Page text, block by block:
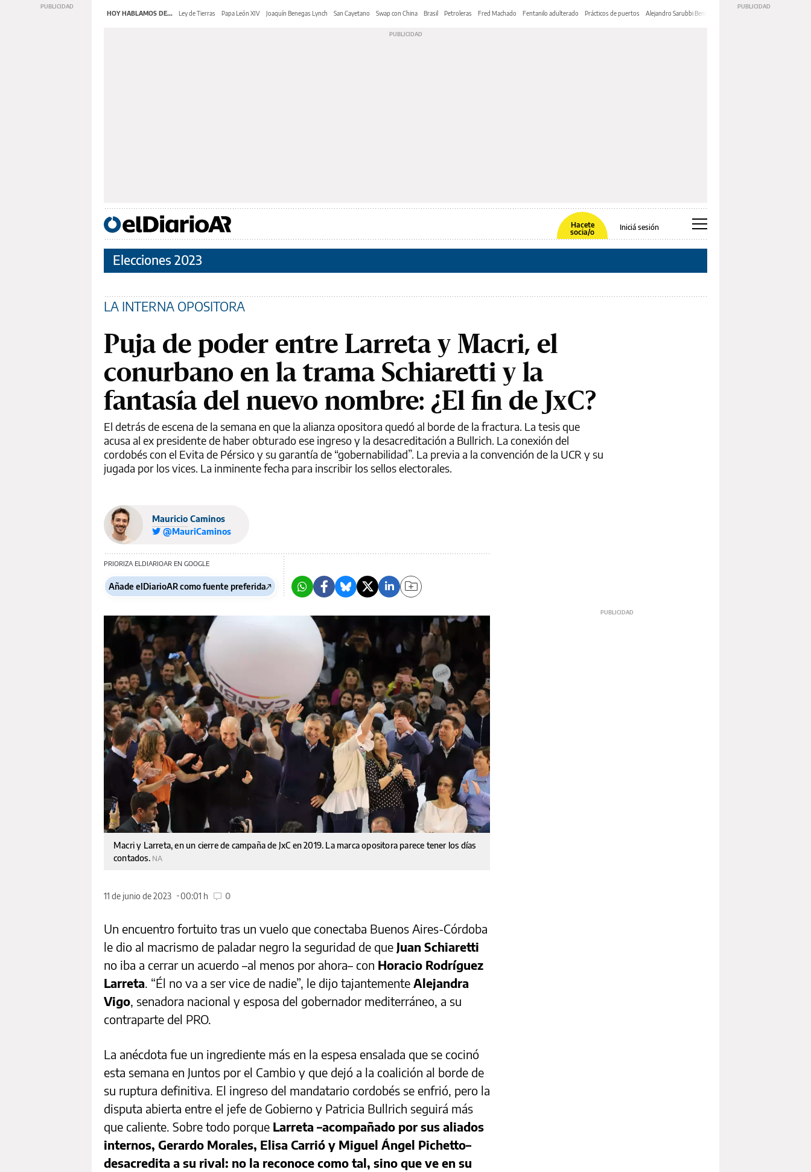
HOY HABLAMOS DE... Ley de Tierras Papa León XIV Joaquín Benegas Lynch San Cayetano Swap con China Brasil Petroleras Fred Machado Fentanilo adulterado Prácticos de puertos Alejandro Sarubbi Benítez
Hacete
socia/o
Iniciá sesión
Elecciones 2023
LA INTERNA OPOSITORA
Puja de poder entre Larreta y Macri, el
conurbano en la trama Schiaretti y la
fantasía del nuevo nombre: ¿El fin de JxC?
El detrás de escena de la semana en que la alianza opositora quedó al borde de la fractura. La tesis que
acusa al ex presidente de haber obturado ese ingreso y la desacreditación a Bullrich. La conexión del
cordobés con el Evita de Pérsico y su garantía de “gobernabilidad”. La previa a la convención de la UCR y su
jugada por los vices. La inminente fecha para inscribir los sellos electorales.
Mauricio Caminos
@MauriCaminos
PRIORIZA ELDIARIOAR EN GOOGLE
Añade elDiarioAR como fuente preferida
Macri y Larreta, en un cierre de campaña de JxC en 2019. La marca opositora parece tener los días
contados. NA
11 de junio de 2023 00:01 h 0
Un encuentro fortuito tras un vuelo que conectaba Buenos Aires-Córdoba
le dio al macrismo de paladar negro la seguridad de que Juan Schiaretti
no iba a cerrar un acuerdo –al menos por ahora– con Horacio Rodríguez
Larreta. “Él no va a ser vice de nadie”, le dijo tajantemente Alejandra
Vigo, senadora nacional y esposa del gobernador mediterráneo, a su
contraparte del PRO.
La anécdota fue un ingrediente más en la espesa ensalada que se cocinó
esta semana en Juntos por el Cambio y que dejó a la coalición al borde de
su ruptura definitiva. El ingreso del mandatario cordobés se enfrió, pero la
disputa abierta entre el jefe de Gobierno y Patricia Bullrich seguirá más
que caliente. Sobre todo porque Larreta –acompañado por sus aliados
internos, Gerardo Morales, Elisa Carrió y Miguel Ángel Pichetto–
desacredita a su rival: no la reconoce como tal, sino que ve en su